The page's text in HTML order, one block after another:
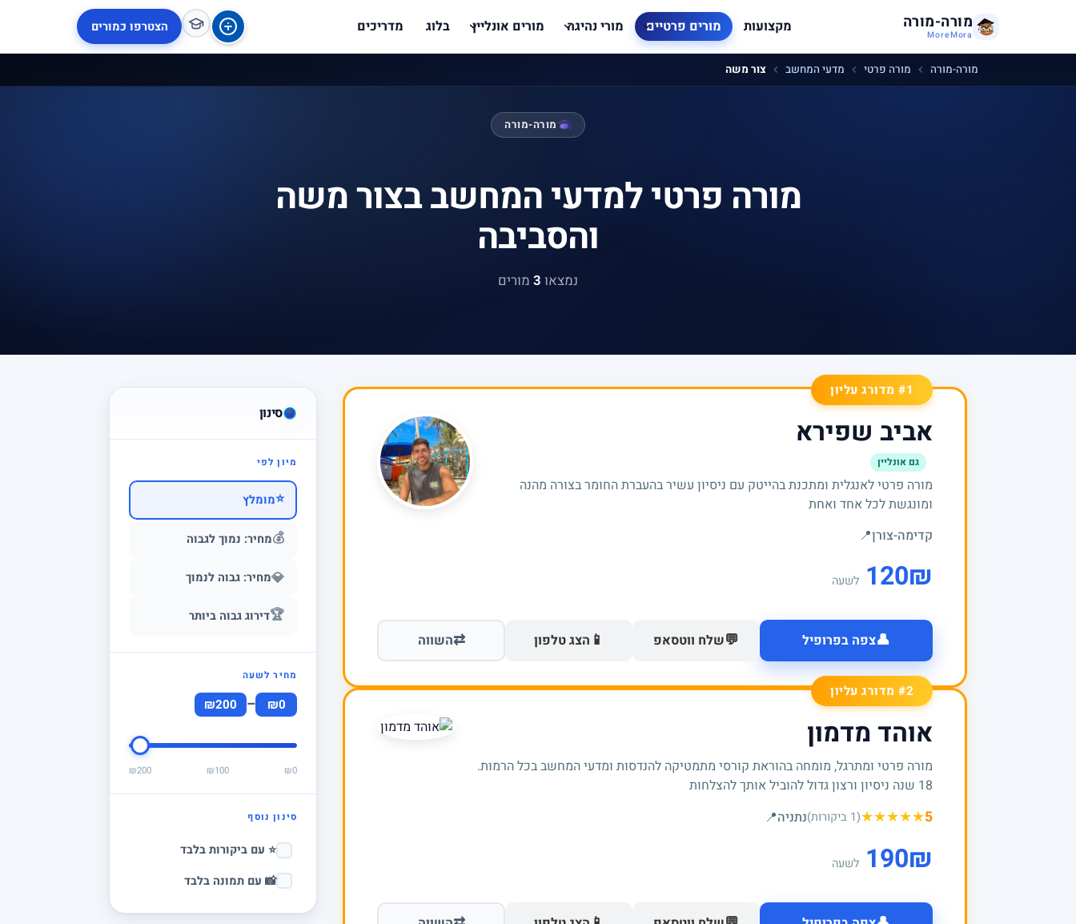
מורה-מורה
MoreMora מקצועות מורים פרטיים מורי נהיגה מורים אונליין בלוג מדריכים הצטרפו כמורים
מורה-מורה מורה פרטי מדעי המחשב צור משה
מורה-מורה
מורה פרטי למדעי המחשב בצור משה
והסביבה
נמצאו 3 מורים
סינון
מיון לפי
⭐מומלץ
💰מחיר: נמוך לגבוה
💎מחיר: גבוה לנמוך
🏆דירוג גבוה ביותר
מחיר לשעה
₪0
–
₪200
₪0
₪100
₪200
סינון נוסף
⭐ עם ביקורות בלבד
📸 עם תמונה בלבד
#1 מדורג עליון
אביב שפירא
גם אונליין
מורה פרטי לאנגלית ומתכנת בהייטק עם ניסיון עשיר בהעברת החומר בצורה מהנה
ומונגשת לכל אחד ואחת
קדימה-צורן📍
₪
120 לשעה
👤צפה בפרופיל 💬שלח ווטסאפ 📱 הצג טלפון ⇄השווה
#2 מדורג עליון
אוהד מדמון
מורה פרטי ומתרגל, מומחה בהוראת קורסי מתמטיקה להנדסות ומדעי המחשב בכל הרמות.
18 שנה ניסיון ורצון גדול להוביל אותך להצלחות
(1 ביקורות)★★★★★5 נתניה📍
₪
190 לשעה